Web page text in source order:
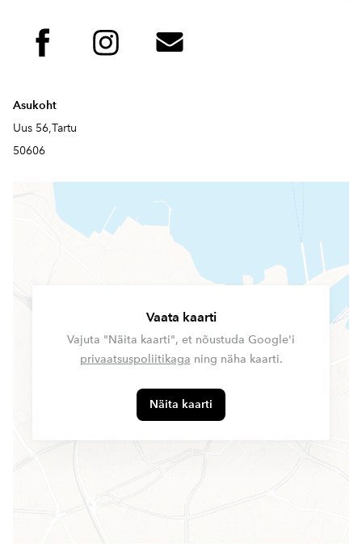
Asukoht
Uus 56,Tartu
50606
Vaata kaarti
Vajuta "Näita kaarti", et nõustuda Google'i
privaatsuspoliitikaga ning näha kaarti.
Näita kaarti